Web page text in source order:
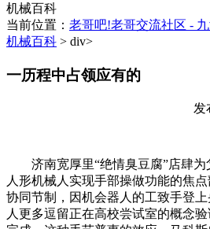
机械百科
当前位置： 老哥吧!老哥交流社区 -
机械百科 > div>
一历程中占领应有的
发
济南宽厚里“绝情臭豆腐”店肆为
人形机械人实现手部操做功能的焦
协同节制，因机会器人的工致手登
人更多逗留正在高校尝试室的概念